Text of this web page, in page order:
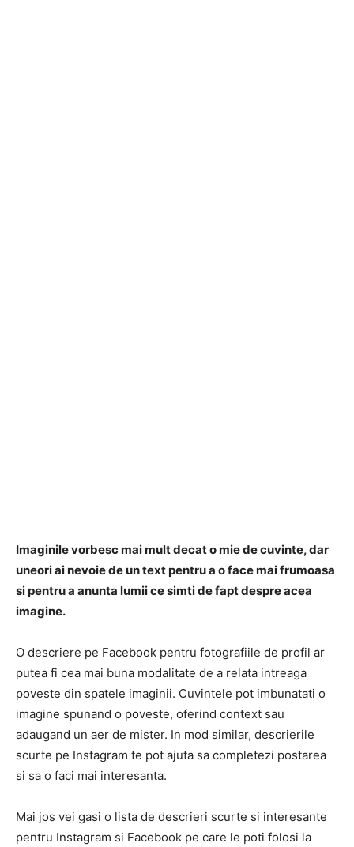
Imaginile vorbesc mai mult decat o mie de cuvinte, dar
uneori ai nevoie de un text pentru a o face mai frumoasa
si pentru a anunta lumii ce simti de fapt despre acea
imagine.
O descriere pe Facebook pentru fotografiile de profil ar
putea fi cea mai buna modalitate de a relata intreaga
poveste din spatele imaginii. Cuvintele pot imbunatati o
imagine spunand o poveste, oferind context sau
adaugand un aer de mister. In mod similar, descrierile
scurte pe Instagram te pot ajuta sa completezi postarea
si sa o faci mai interesanta.
Mai jos vei gasi o lista de descrieri scurte si interesante
pentru Instagram si Facebook pe care le poti folosi la